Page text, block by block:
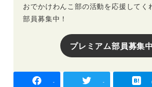
おでかけわんこ部の活動を応援してく
部員募集中！
プレミアム部員募集中
- -